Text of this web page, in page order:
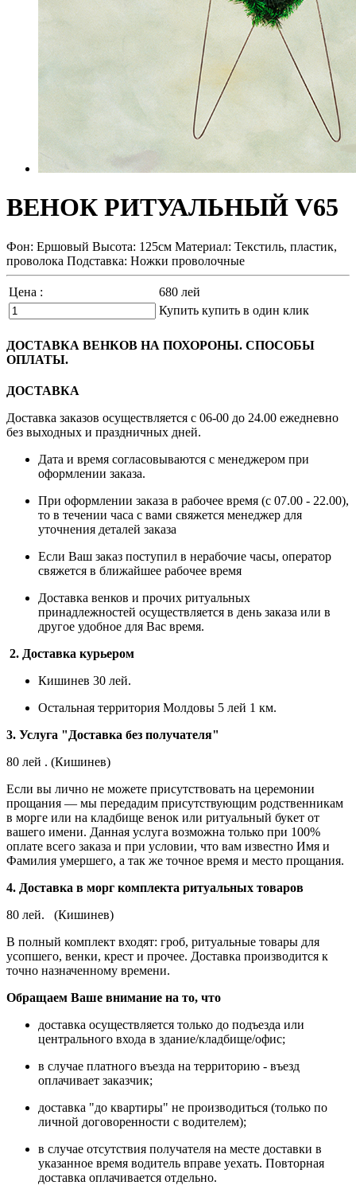
ВЕНОК РИТУАЛЬНЫЙ V65
Фон: Ершовый Высота: 125см Материал: Текстиль, пластик,
проволока Подставка: Ножки проволочные
Цена : 680 лей
Купить купить в один клик
ДОСТАВКА ВЕНКОВ НА ПОХОРОНЫ. СПОСОБЫ
ОПЛАТЫ.
ДОСТАВКА
Доставка заказов осуществляется с 06-00 до 24.00 ежедневно
без выходных и праздничных дней.
Дата и время согласовываются с менеджером при
оформлении заказа.
При оформлении заказа в рабочее время (с 07.00 - 22.00),
то в течении часа с вами свяжется менеджер для
уточнения деталей заказа
Если Ваш заказ поступил в нерабочие часы, оператор
свяжется в ближайшее рабочее время
Доставка венков и прочих ритуальных
принадлежностей осуществляется в день заказа или в
другое удобное для Вас время.
2. Доставка курьером
Кишинев 30 лей.
Остальная территория Молдовы 5 лей 1 км.
3. Услуга "Доставка без получателя"
80 лей . (Кишинев)
Если вы лично не можете присутствовать на церемонии
прощания — мы передадим присутствующим родственникам
в морге или на кладбище венок или ритуальный букет от
вашего имени. Данная услуга возможна только при 100%
оплате всего заказа и при условии, что вам известно Имя и
Фамилия умершего, а так же точное время и место прощания.
4. Доставка в морг комплекта ритуальных товаров
80 лей. (Кишинев)
В полный комплект входят: гроб, ритуальные товары для
усопшего, венки, крест и прочее. Доставка производится к
точно назначенному времени.
Обращаем Ваше внимание на то, что
доставка осуществляется только до подъезда или
центрального входа в здание/кладбище/офис;
в случае платного въезда на территорию - въезд
оплачивает заказчик;
доставка "до квартиры" не производиться (только по
личной договоренности с водителем);
в случае отсутствия получателя на месте доставки в
указанное время водитель вправе уехать. Повторная
доставка оплачивается отдельно.